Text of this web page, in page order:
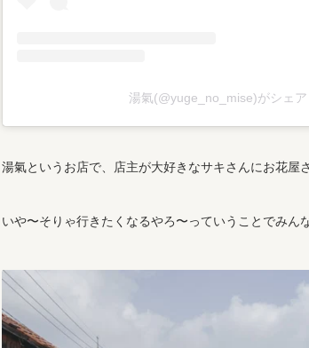
湯氣(@yuge_no_mise)がシェ
湯氣というお店で、店主が大好きなサキさんにお花屋
いや〜そりゃ行きたくなるやろ〜っていうことでみん